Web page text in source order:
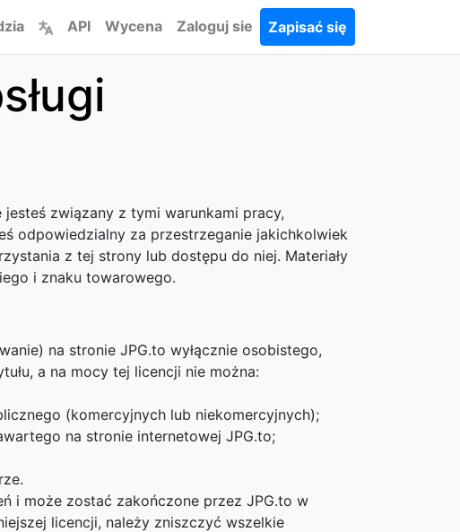
API Wycena Zaloguj sie Zapisać się
jesteś związany z tymi warunkami pracy,
odpowiedzialny za przestrzeganie jakichkolwiek
z tej strony lub dostępu do niej. Materiały
i znaku towarowego.
na stronie JPG.to wyłącznie osobistego,
a na mocy tej licencji nie można:
(komercyjnych lub niekomercyjnych);
na stronie internetowej JPG.to;
i może zostać zakończone przez JPG.to w
licencji, należy zniszczyć wszelkie